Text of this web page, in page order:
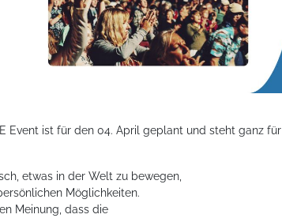
Event ist für den 04. April geplant und steht ganz für
etwas in der Welt zu bewegen,
Möglichkeiten.
Meinung, dass die